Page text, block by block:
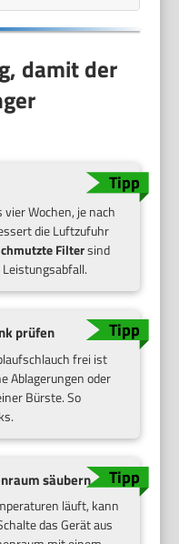
damit der
Wochen, je nach
die Luftzufuhr
Filtersind
prüfen
frei ist
Ablagerungen oder
Bürste. So
säubern
läuft, kann
das Gerät aus